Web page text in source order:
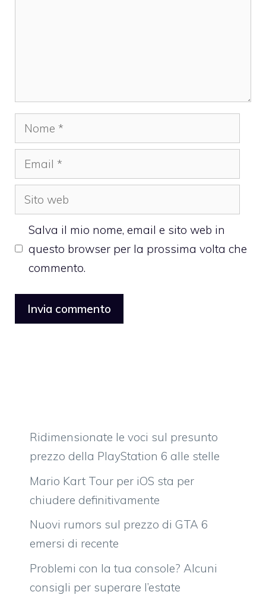
Nome
Email
Sito
web
Salva il mio nome, email e sito web in
questo browser per la prossima volta che
commento.
Ridimensionate le voci sul presunto
prezzo della PlayStation 6 alle stelle
Mario Kart Tour per iOS sta per
chiudere definitivamente
Nuovi rumors sul prezzo di GTA 6
emersi di recente
Problemi con la tua console? Alcuni
consigli per superare l’estate